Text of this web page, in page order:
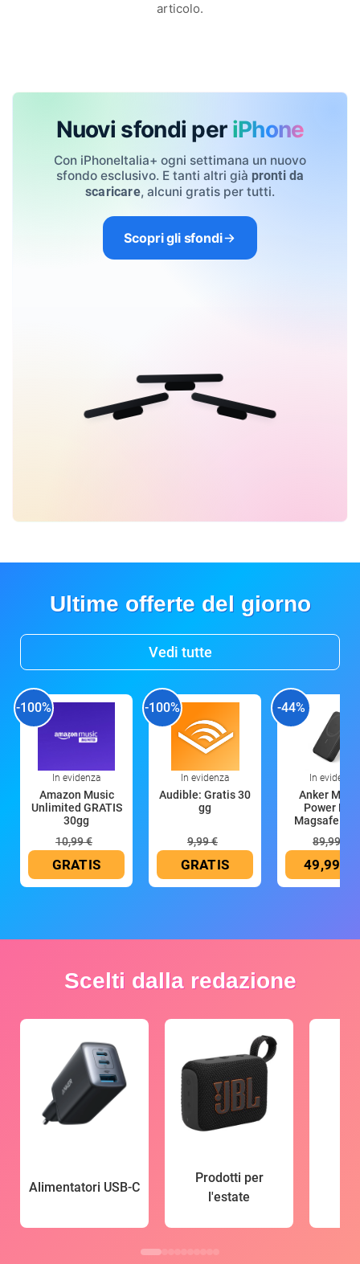
articolo.
Nuovi sfondi per iPhone
Con iPhoneItalia+ ogni settimana un nuovo
sfondo esclusivo. E tanti altri già pronti da
scaricare, alcuni gratis per tutti.
Scopri gli sfondi
Ultime offerte del giorno
Vedi tutte
-100%
In evidenza
Amazon Music
Unlimited GRATIS
30gg
10,99 €
GRATIS
-100%
In evidenza
Audible: Gratis 30
gg
9,99 €
GRATIS
-44%
In evidenza
Anker
Power
Magsafe
89,99 €
49,99 €
Scelti dalla redazione
Alimentatori USB-C
Prodotti per
l'estate